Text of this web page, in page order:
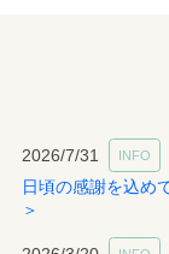
2026/7/31 INFO
日頃の感謝を込め
＞